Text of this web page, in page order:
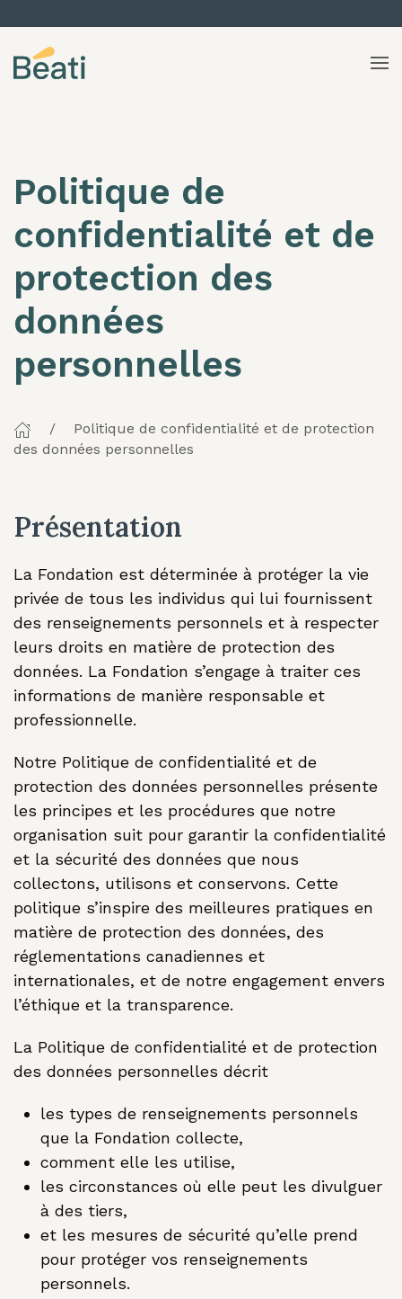
Politique de
confidentialité et de
protection des
données
personnelles
Politique de confidentialité et de protection
des données personnelles
Présentation
La Fondation est déterminée à protéger la vie
privée de tous les individus qui lui fournissent
des renseignements personnels et à respecter
leurs droits en matière de protection des
données. La Fondation s’engage à traiter ces
informations de manière responsable et
professionnelle.
Notre Politique de confidentialité et de
protection des données personnelles présente
les principes et les procédures que notre
organisation suit pour garantir la confidentialité
et la sécurité des données que nous
collectons, utilisons et conservons. Cette
politique s’inspire des meilleures pratiques en
matière de protection des données, des
réglementations canadiennes et
internationales, et de notre engagement envers
l’éthique et la transparence.
La Politique de confidentialité et de protection
des données personnelles décrit
les types de renseignements personnels
que la Fondation collecte,
comment elle les utilise,
les circonstances où elle peut les divulguer
à des tiers,
et les mesures de sécurité qu’elle prend
pour protéger vos renseignements
personnels.